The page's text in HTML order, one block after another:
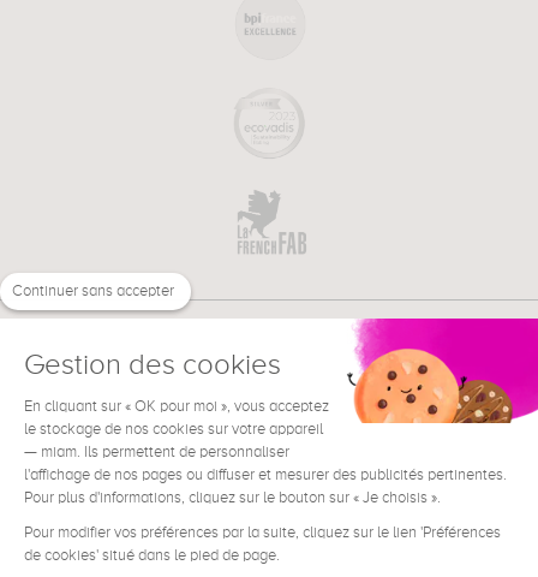
BESOIN D'AIDE ?
Conditions générales de vente
Continuer sans accepter
Gestion des cookies
En cliquant sur « OK pour moi », vous acceptez
le stockage de nos cookies sur votre appareil
— miam. Ils permettent de personnaliser
l'affichage de nos pages ou diffuser et mesurer des publicités pertinentes.
Pour plus d'informations, cliquez sur le bouton sur « Je choisis ».
Pour modifier vos préférences par la suite, cliquez sur le lien 'Préférences
de cookies' situé dans le pied de page.